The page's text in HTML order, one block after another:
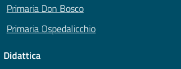
Primaria Don Bosco
Primaria Ospedalicchio
Didattica